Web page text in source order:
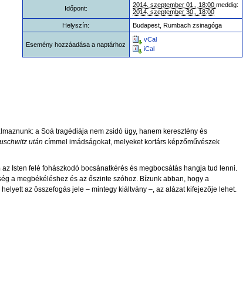
Időpont: 2014. szeptember 01., 18:00 meddig:
2014. szeptember 30., 18:00
Helyszín:
Budapest, Rumbach zsinagóga
Esemény hozzáadása a naptárhoz
vCal
iCal
a Soá tragédiája nem zsidó ügy, hanem keresztény és
után címmel imádságokat, melyeket kortárs képzőművészek
Isten felé fohászkodó bocsánatkérés és megbocsátás hangja tud lenni.
a megbékéléshez és az őszinte szóhoz. Bízunk abban, hogy a
az összefogás jele – mintegy kiáltvány –, az alázat kifejezője lehet.